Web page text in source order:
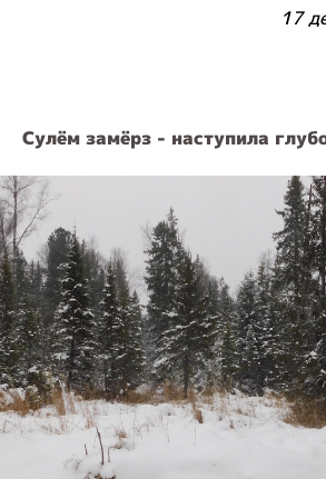
17
Сулём замёрз - наступила